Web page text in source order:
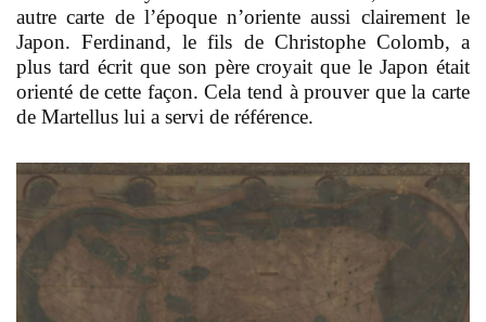
autre carte de l’époque n’oriente aussi clairement le
Japon. Ferdinand, le fils de Christophe Colomb, a
plus tard écrit que son père croyait que le Japon était
orienté de cette façon. Cela tend à prouver que la carte
de Martellus lui a servi de référence.